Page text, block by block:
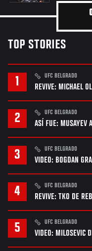
TOP STORIES
UFC BELGRADO
REVIVE: MICHAEL
UFC BELGRADO
ASÍ FUE: MUSAYEV
UFC BELGRADO
VIDEO: BOGDAN
UFC BELGRADO
REVIVE: TKO DE
UFC BELGRADO
VIDEO: MILOSEVIC